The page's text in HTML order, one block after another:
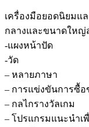
เครื่องมือยอดนิยมแ
กลางและขนาดใหญ่
-แผงหน้าปัด
-วัด
– หลายภาษา
– การแข่งขันการซื้อ
– กลไกรางวัลเกม
– โปรแกรมแนะนําเ